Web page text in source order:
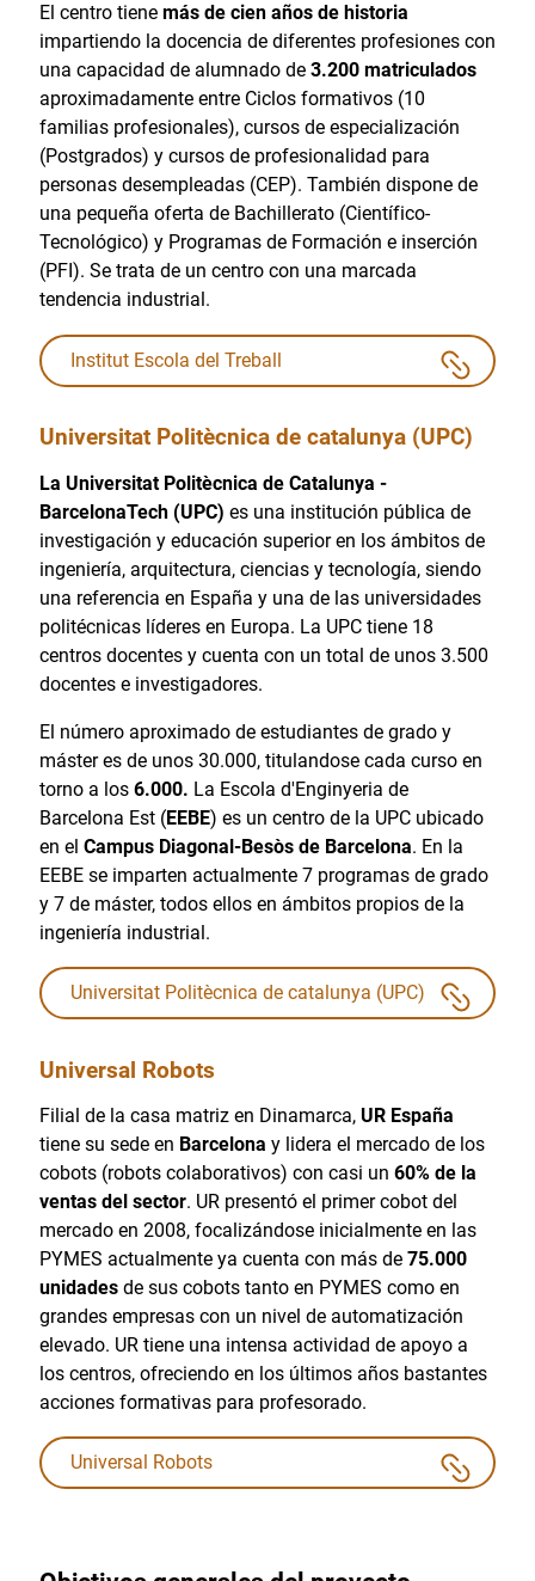
El centro tiene más de cien años de historia
impartiendo la docencia de diferentes profesiones con
una capacidad de alumnado de 3.200 matriculados
aproximadamente entre Ciclos formativos (10
familias profesionales), cursos de especialización
(Postgrados) y cursos de profesionalidad para
personas desempleadas (CEP). También dispone de
una pequeña oferta de Bachillerato (Científico-
Tecnológico) y Programas de Formación e inserción
(PFI). Se trata de un centro con una marcada
tendencia industrial.
Institut Escola del Treball
Universitat Politècnica de catalunya (UPC)
La Universitat Politècnica de Catalunya -
BarcelonaTech (UPC) es una institución pública de
investigación y educación superior en los ámbitos de
ingeniería, arquitectura, ciencias y tecnología, siendo
una referencia en España y una de las universidades
politécnicas líderes en Europa. La UPC tiene 18
centros docentes y cuenta con un total de unos 3.500
docentes e investigadores.
El número aproximado de estudiantes de grado y
máster es de unos 30.000, titulandose cada curso en
torno a los 6.000. La Escola d'Enginyeria de
Barcelona Est (EEBE) es un centro de la UPC ubicado
en el Campus Diagonal-Besòs de Barcelona. En la
EEBE se imparten actualmente 7 programas de grado
y 7 de máster, todos ellos en ámbitos propios de la
ingeniería industrial.
Universitat Politècnica de catalunya (UPC)
Universal Robots
Filial de la casa matriz en Dinamarca, UR España
tiene su sede en Barcelona y lidera el mercado de los
cobots (robots colaborativos) con casi un 60% de la
ventas del sector. UR presentó el primer cobot del
mercado en 2008, focalizándose inicialmente en las
PYMES actualmente ya cuenta con más de 75.000
unidadesde sus cobots tanto en PYMES como en
grandes empresas con un nivel de automatización
elevado. UR tiene una intensa actividad de apoyo a
los centros, ofreciendo en los últimos años bastantes
acciones formativas para profesorado.
Universal Robots